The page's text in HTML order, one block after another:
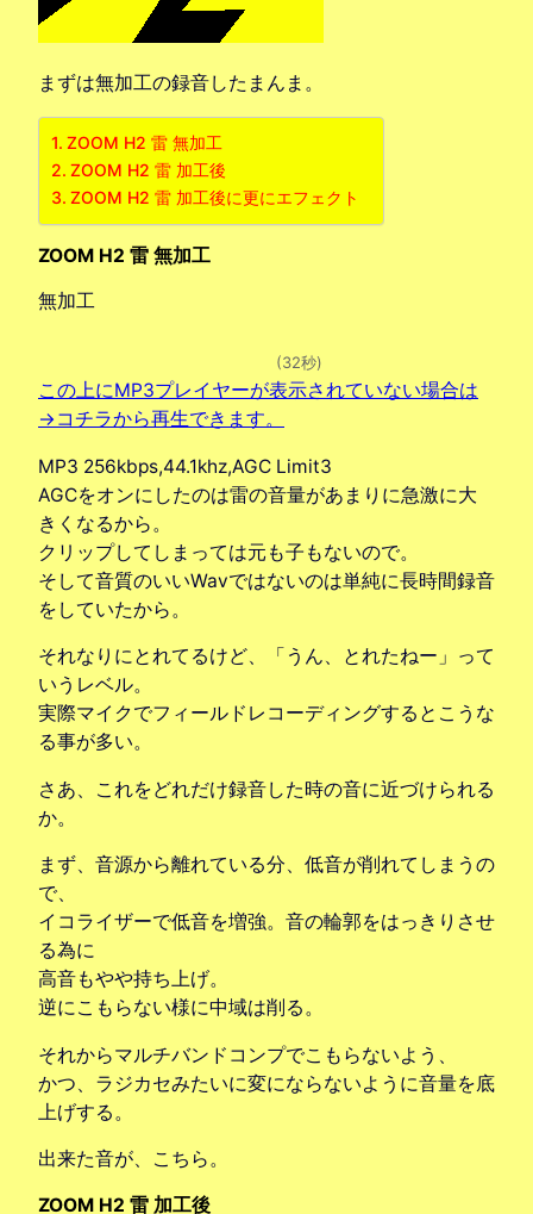
まずは無加工の録音したまんま。
ZOOM H2 雷 無加工
ZOOM H2 雷 加工後
ZOOM H2 雷 加工後に更にエフェクト
ZOOM H2 雷 無加工
無加工
(32秒)
この上にMP3プレイヤーが表示されていない場合は
→コチラから再生できます。
MP3 256kbps,44.1khz,AGC Limit3
AGCをオンにしたのは雷の音量があまりに急激に大
きくなるから。
クリップしてしまっては元も子もないので。
そして音質のいいWavではないのは単純に長時間録音
をしていたから。
それなりにとれてるけど、「うん、とれたねー」って
いうレベル。
実際マイクでフィールドレコーディングするとこうな
る事が多い。
さあ、これをどれだけ録音した時の音に近づけられる
か。
まず、音源から離れている分、低音が削れてしまうの
で、
イコライザーで低音を増強。音の輪郭をはっきりさせ
る為に
高音もやや持ち上げ。
逆にこもらない様に中域は削る。
それからマルチバンドコンプでこもらないよう、
かつ、ラジカセみたいに変にならないように音量を底
上げする。
出来た音が、こちら。
ZOOM H2 雷 加工後